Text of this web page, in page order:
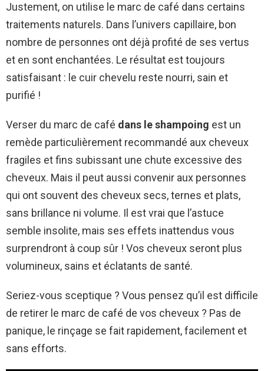
Justement, on utilise le marc de café dans certains
traitements naturels. Dans l’univers capillaire, bon
nombre de personnes ont déjà profité de ses vertus
et en sont enchantées. Le résultat est toujours
satisfaisant : le cuir chevelu reste nourri, sain et
purifié !
Verser du marc de café dans le shampoing est un
remède particulièrement recommandé aux cheveux
fragiles et fins subissant une chute excessive des
cheveux. Mais il peut aussi convenir aux personnes
qui ont souvent des cheveux secs, ternes et plats,
sans brillance ni volume. Il est vrai que l’astuce
semble insolite, mais ses effets inattendus vous
surprendront à coup sûr ! Vos cheveux seront plus
volumineux, sains et éclatants de santé.
Seriez-vous sceptique ? Vous pensez qu’il est difficile
de retirer le marc de café de vos cheveux ? Pas de
panique, le rinçage se fait rapidement, facilement et
sans efforts.